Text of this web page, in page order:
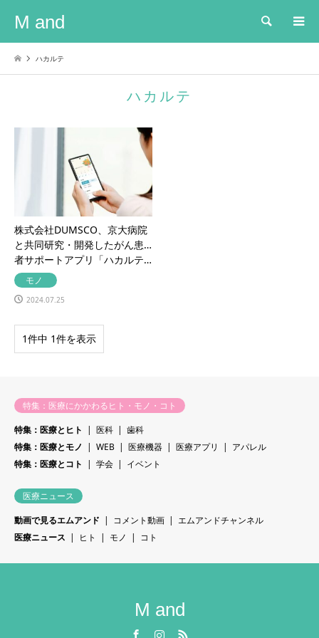
M and 検索
ハカルテ
ハカルテ
株式会社DUMSCO、京大病院
と共同研究・開発したがん患
者サポートアプリ「ハカルテ…
モノ
2024.07.25
1件中 1件を表示
特集：医療にかかわるヒト・モノ・コト
特集：医療とヒト
医科
歯科
特集：医療とモノ
WEB 医療機器 医療アプリ
アパレル
特集：医療とコト
学会 イベント
医療ニュース
動画で見るエムアンド
コメント動画
エムアンドチャンネル
医療ニュース
ヒト モノ コト
M and